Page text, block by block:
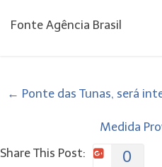
Fonte Agência Brasil
← Ponte das Tunas, será
Medida
Share This Post:
0